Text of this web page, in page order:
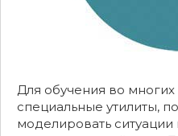
Для обучения во
специальные утилиты,
моделировать